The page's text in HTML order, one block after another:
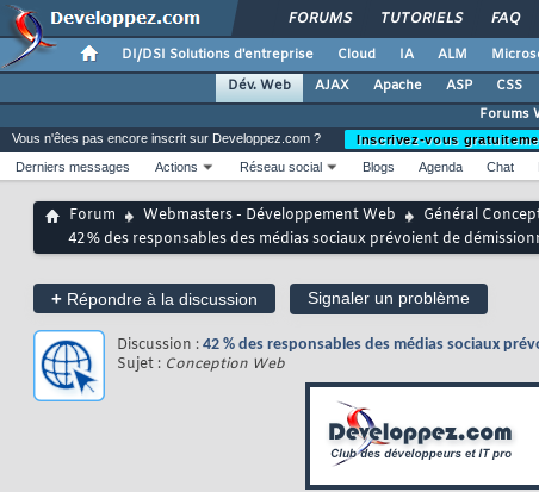
FORUMS TUTORIELS FAQ
DI/DSI Solutions d'entreprise Cloud IA ALM
Dév. Web
AJAX Apache ASP CSS
Forums
Vous n'êtes pas encore inscrit sur Developpez.com ?
Inscrivez-vous
Derniers messages
Actions Réseau social Blogs Agenda Chat
Forum Webmasters - Développement Web
Général
42 % des responsables des médias sociaux prévoient de
+ Répondre à la discussion Signaler un problème
Discussion : 42 % des responsables des médias sociaux
Sujet : Conception Web